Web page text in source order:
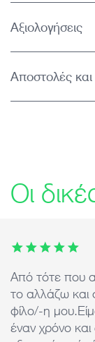
Αξιολογήσεις
Αποστολές
Οι
This carousel
Από τότε που
το αλλάζω και
φίλο/-η
έναν χρόνο